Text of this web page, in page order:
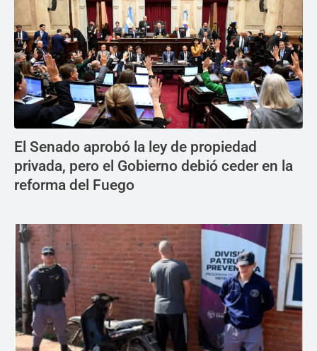
El Senado aprobó la ley de propiedad
privada, pero el Gobierno debió ceder en la
reforma del Fuego